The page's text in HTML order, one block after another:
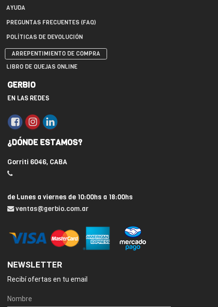
AYUDA
PREGUNTAS FRECUENTES (FAQ)
POLÍTICAS DE DEVOLUCIÓN
ARREPENTIMIENTO DE COMPRA
LIBRO DE QUEJAS ONLINE
GERBIO
EN LAS REDES
¿DÓNDE ESTAMOS?
Gorriti 6046, CABA
de Lunes a viernes de 10:00hs a 18:00hs
ventas@gerbio.com.ar
NEWSLETTER
Recibí ofertas en tu email